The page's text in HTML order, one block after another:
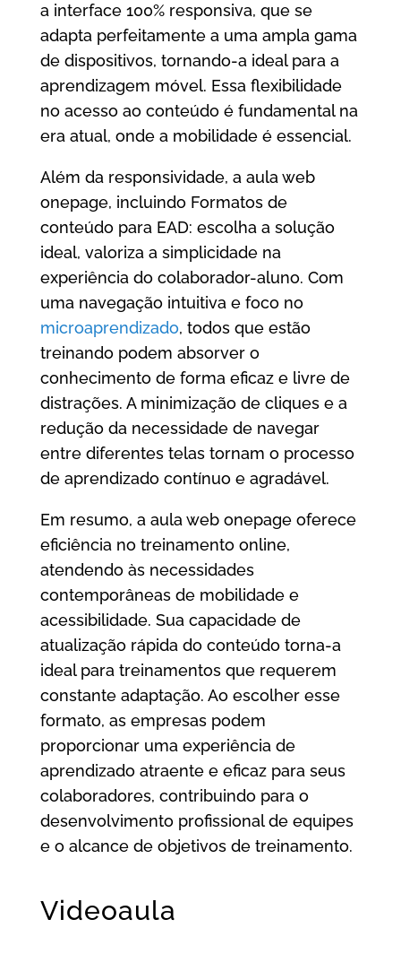
a interface 100% responsiva, que se
adapta perfeitamente a uma ampla gama
de dispositivos, tornando-a ideal para a
aprendizagem móvel. Essa flexibilidade
no acesso ao conteúdo é fundamental na
era atual, onde a mobilidade é essencial.
Além da responsividade, a aula web
onepage, incluindo Formatos de
conteúdo para EAD: escolha a solução
ideal, valoriza a simplicidade na
experiência do colaborador-aluno. Com
uma navegação intuitiva e foco no
microaprendizado, todos que estão
treinando podem absorver o
conhecimento de forma eficaz e livre de
distrações. A minimização de cliques e a
redução da necessidade de navegar
entre diferentes telas tornam o processo
de aprendizado contínuo e agradável.
Em resumo, a aula web onepage oferece
eficiência no treinamento online,
atendendo às necessidades
contemporâneas de mobilidade e
acessibilidade. Sua capacidade de
atualização rápida do conteúdo torna-a
ideal para treinamentos que requerem
constante adaptação. Ao escolher esse
formato, as empresas podem
proporcionar uma experiência de
aprendizado atraente e eficaz para seus
colaboradores, contribuindo para o
desenvolvimento profissional de equipes
e o alcance de objetivos de treinamento.
Videoaula